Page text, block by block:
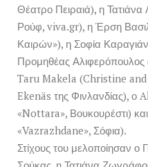
Θέατρο Πειραιά), η
Ρούφ, viva.gr), η Έρση
Καιρών»), η Σοφία
Προμηθέας Αλιφερόπουλος
Taru Makela (Christine
Ekenäs της Φινλανδίας),
«Nottara», Βουκουρέστι)
«Vazrazhdane», Σόφια).
Στίχους του μελοποίησαν ο